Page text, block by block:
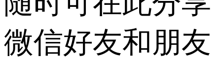
微信好友和朋友